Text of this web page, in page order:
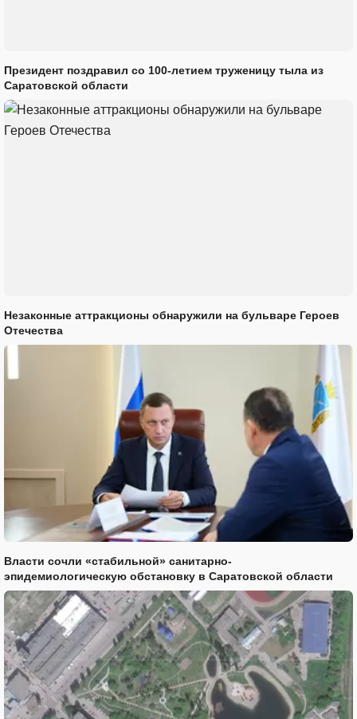
Президент поздравил со 100-летием труженицу тыла из
Саратовской области
Незаконные аттракционы обнаружили на бульваре Героев
Отечества
Власти сочли «стабильной» санитарно-
эпидемиологическую обстановку в Саратовской области